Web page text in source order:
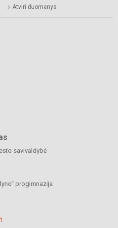
Atviri duomenys
savivaldybė
progimnazija